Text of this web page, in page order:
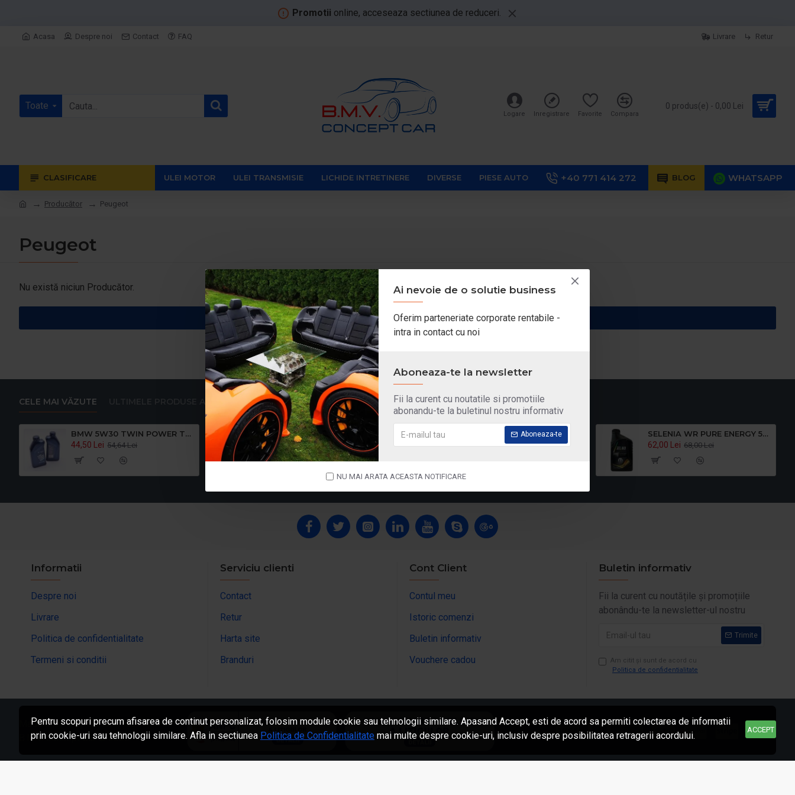
Ai nevoie de o solutie business
Oferim parteneriate corporate rentabile -
intra in contact cu noi
Aboneaza-te la newsletter
Fii la curent cu noutatile si promotiile
abonandu-te la buletinul nostru informativ
Aboneaza-te
NU MAI ARATA ACEASTA NOTIFICARE
Promotii online, acceseaza sectiunea de reduceri.
Acasa Despre noi Contact FAQ Livrare Retur
Toate
Logare Inregistrare Favorite Compara
0 produs(e) - 0,00 Lei
CLASIFICARE ULEI MOTOR ULEI TRANSMISIE LICHIDE INTRETINERE DIVERSE PIESE AUTO +40 771 414 272 BLOG WHATSAPP
Producător Peugeot
Peugeot
Nu există niciun Producător.
CONTINUĂ
CELE MAI VĂZUTE ULTIMELE PRODUSE ADAUGATE PRODUSE REDUSE CELE MAI VANDUTE
BMW 5W30 TWIN POWER TURBO LL-04 5W-30 1L
44,50 Lei 54,64 Lei
8100 ECO-CLEAN+ 5W30 1L
65,16 Lei 66,16 Lei
4000 MOTION 15W40 5L
162,19 Lei 163,39 Lei
SELENIA WR PURE ENERGY 5W30 1L
62,00 Lei 68,00 Lei
Informatii
Despre noi
Livrare
Politica de confidentialitate
Termeni si conditii
Serviciu clienti
Contact
Retur
Harta site
Branduri
Cont Client
Contul meu
Istoric comenzi
Buletin informativ
Vouchere cadou
Buletin informativ
Fii la curent cu noutățile și promoțiile
abonându-te la newsletter-ul nostru
Trimite
Am citit şi sunt de acord cu
Politica de confidentialitate
Made with ❤ by ServiciiWeb
B.M.V. Concept Car © 2026
ACCEPT
Pentru scopuri precum afisarea de continut personalizat, folosim module cookie sau tehnologii similare. Apasand Accept, esti de acord sa permiti colectarea de informatii
prin cookie-uri sau tehnologii similare. Afla in sectiunea Politica de Confidentialitate mai multe despre cookie-uri, inclusiv despre posibilitatea retragerii acordului.